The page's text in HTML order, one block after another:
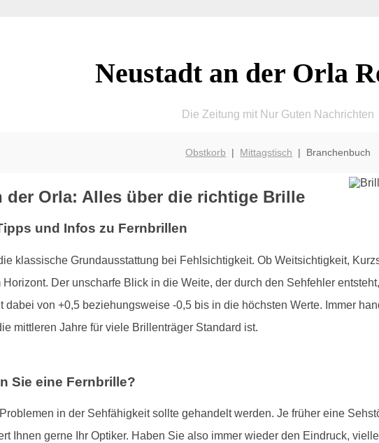
Neustadt an der Orla
Die Zeitung mit Nur Guten Nachrichten
Obstkorb | Mittagstisch | Branchenbuch
der Orla: Alles über die richtige Brille
und Infos zu Fernbrillen
klassische Grundausstattung bei Fehlsichtigkeit. Ob Weitsichtigkeit,
Horizont. Der unscharfe Blick in die Weite, der durch den Sehfehler
dabei von +0,5 beziehungsweise -0,5 bis in die höchsten Werte. Immer
mittleren Jahre für viele Brillenträger Standard ist.
Sie eine Fernbrille?
in der Sehfähigkeit sollte gehandelt werden. Je früher eine
Ihnen gerne Ihr Optiker. Haben Sie also immer wieder den Eindruck,